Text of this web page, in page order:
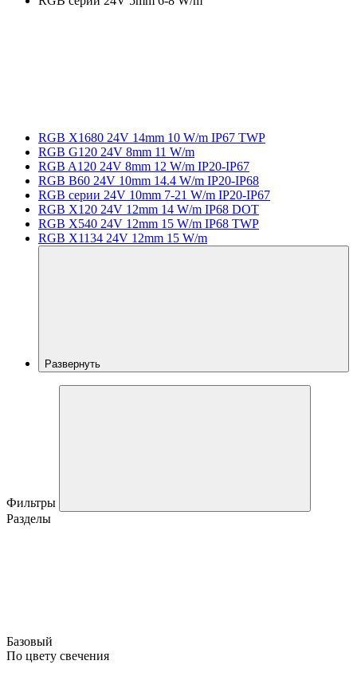
RGB X1680 24V 14mm 10 W/m IP67 TWP
RGB G120 24V 8mm 11 W/m
RGB A120 24V 8mm 12 W/m IP20-IP67
RGB B60 24V 10mm 14.4 W/m IP20-IP68
RGB серии 24V 10mm 7-21 W/m IP20-IP67
RGB X120 24V 12mm 14 W/m IP68 DOT
RGB X540 24V 12mm 15 W/m IP68 TWP
RGB X1134 24V 12mm 15 W/m
Развернуть
Фильтры
Разделы
Базовый
По цвету свечения